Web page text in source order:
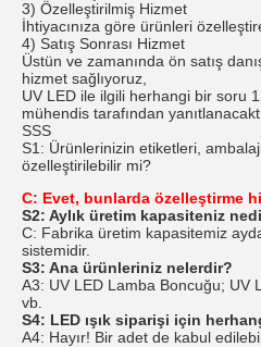
3) Özelleştirilmiş Hizmet
İhtiyacınıza göre ürünleri
4) Satış Sonrası Hizmet
Üstün ve zamanında ön satış
hizmet sağlıyoruz,
UV LED ile ilgili herhangi bir soru
mühendis tarafından
SSS
S1: Ürünlerinizin etiketleri,
özelleştirilebilir mi?
C: Evet, bunlarda özelleştirme
S2: Aylık üretim kapasiteniz
C: Fabrika üretim kapasitemiz
sistemidir.
S3: Ana ürünleriniz nelerdir?
A3: UV LED Lamba Boncuğu; UV
vb.
S4: LED ışık siparişi için
A4: Hayır! Bir adet de kabul